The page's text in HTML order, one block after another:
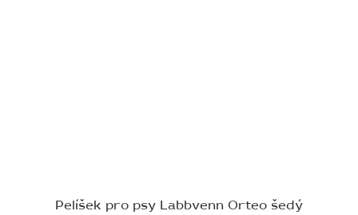
Pelíšek pro psy Labbvenn Orteo šedý